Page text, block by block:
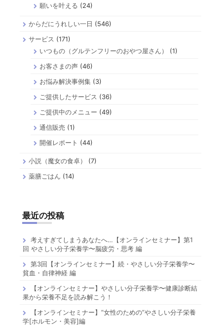
願いを叶える (24)
からだにうれしい一日 (546)
サービス (171)
いつもの（グルテンフリーのおやつ屋さん）
(1)
お客さまの声 (46)
お悩み解決事例集 (3)
ご提供したサービス (36)
ご提供中のメニュー (49)
通信販売 (1)
開催レポート (44)
小説（魔女の食卓）
(7)
薬膳ごはん (14)
最近の投稿
考えすぎてしまうあなたへ…【オンラインセミナー】第1
回 やさしい分子栄養学〜脳疲労・思考 編
第3回【オンラインセミナー】続・やさしい分子栄養学〜
貧血・自律神経 編
【オンラインセミナー】やさしい分子栄養学〜健康診断結
果から栄養不足を読み解こう！
【オンラインセミナー】”女性のための”やさしい分子栄養
学[ホルモン・美容]編